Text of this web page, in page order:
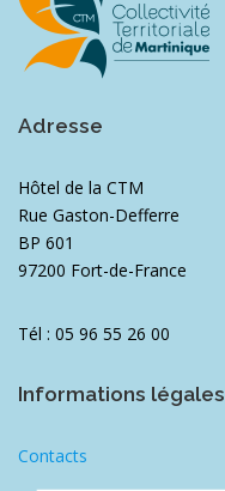
Adresse
Hôtel de la CTM
Rue Gaston-Defferre
BP 601
97200 Fort-de-France
Tél : 05 96 55 26 00
Informations légales
Contacts